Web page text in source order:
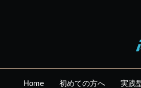
Home 初めての方へ 実践